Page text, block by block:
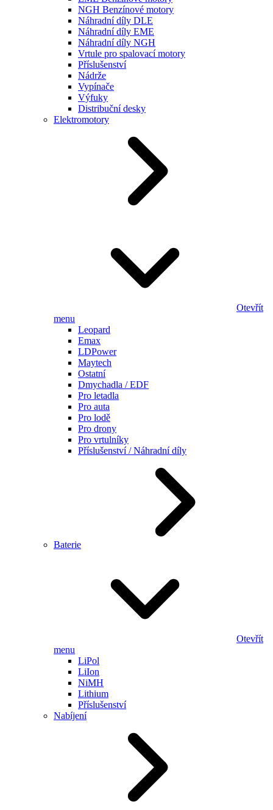
NGH Benzínové motory
Náhradní díly DLE
Náhradní díly EME
Náhradní díly NGH
Vrtule pro spalovací motory
Příslušenství
Nádrže
Vypínače
Výfuky
Distribuční desky
Elektromotory
Otevřít
menu
Leopard
Emax
LDPower
Maytech
Ostatní
Dmychadla / EDF
Pro letadla
Pro auta
Pro lodě
Pro drony
Pro vrtulníky
Příslušenství / Náhradní díly
Baterie
Otevřít
menu
LiPol
LiIon
NiMH
Lithium
Příslušenství
Nabíjení